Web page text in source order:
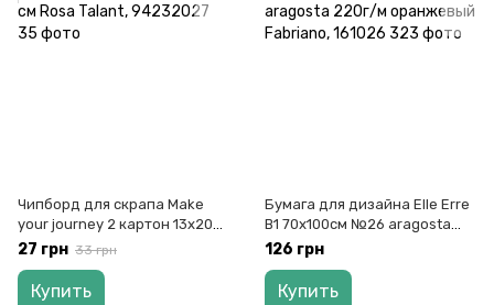
Чипборд для скрапа Make
your journey 2 картон 13х20
см Rоsа Talant, 94232027
27 грн 33 грн
Купить
Бумага для дизайна Elle Erre
B1 70x100см №26 aragosta
220г/м оранжевый Fabriano,
126 грн
Купить